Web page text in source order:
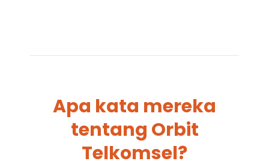
Apa kata mereka
tentang Orbit
Telkomsel?